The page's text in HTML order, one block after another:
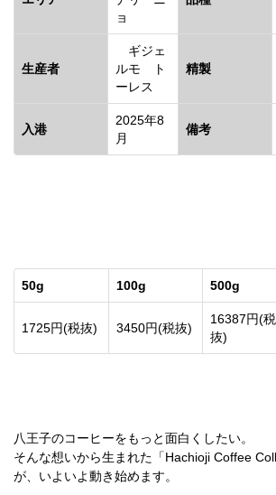
ョ
生産者
ギジェ
ルモ ト
ーレス
精製
入港
2025年8
月
備考
50g 100g 500g
1725円(税抜) 3450円(税抜)
16387円(税
抜)
八王子のコーヒーをもっと面白くしたい。
そんな想いから生まれた「Hachioji Coffee
が、いよいよ動き始めます。